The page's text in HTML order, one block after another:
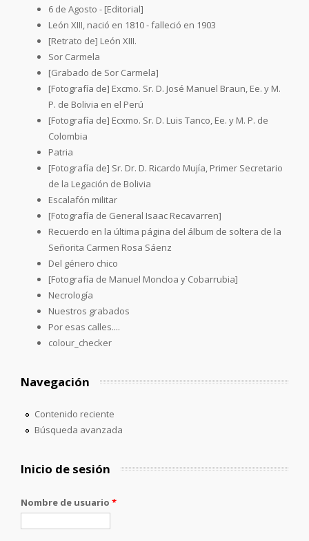
6 de Agosto - [Editorial]
León XIII, nació en 1810 - falleció en 1903
[Retrato de] León XIII.
Sor Carmela
[Grabado de Sor Carmela]
[Fotografía de] Excmo. Sr. D. José Manuel Braun, Ee. y M.
P. de Bolivia en el Perú
[Fotografía de] Ecxmo. Sr. D. Luis Tanco, Ee. y M. P. de
Colombia
Patria
[Fotografía de] Sr. Dr. D. Ricardo Mujía, Primer Secretario
de la Legación de Bolivia
Escalafón militar
[Fotografía de General Isaac Recavarren]
Recuerdo en la última página del álbum de soltera de la
Señorita Carmen Rosa Sáenz
Del género chico
[Fotografía de Manuel Moncloa y Cobarrubia]
Necrología
Nuestros grabados
Por esas calles....
colour_checker
Navegación
Contenido reciente
Búsqueda avanzada
Inicio de sesión
Nombre de usuario *